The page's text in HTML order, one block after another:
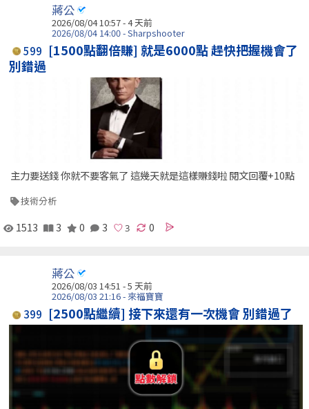
蔣公
2026/08/04 10:57 - 4 天前
2026/08/04 14:00 - Sharpshooter
599 [1500點翻倍賺] 就是6000點 趕快把握機會了
別錯過
主力要送錢 你就不要客氣了 這幾天就是這樣賺錢啦 閱文回覆+10點
技術分析
1513 3 0 3 0
蔣公
2026/08/03 14:51 - 5 天前
2026/08/03 21:16 - 來福寶寶
399 [2500點繼續] 接下來還有一次機會 別錯過了